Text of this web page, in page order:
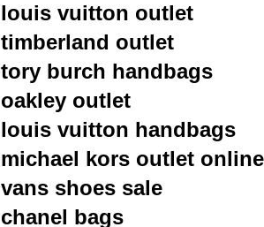
louis vuitton outlet
timberland outlet
tory burch handbags
oakley outlet
louis vuitton handbags
michael kors outlet online
vans shoes sale
chanel bags